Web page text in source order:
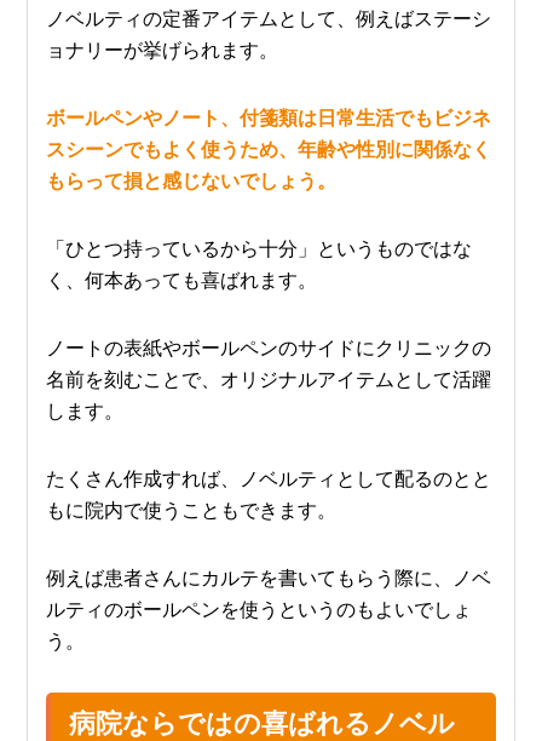
ノベルティの定番アイテムとして、例えばステーシ
ョナリーが挙げられます。
ボールペンやノート、付箋類は日常生活でもビジネ
スシーンでもよく使うため、年齢や性別に関係なく
もらって損と感じないでしょう。
「ひとつ持っているから十分」というものではな
く、何本あっても喜ばれます。
ノートの表紙やボールペンのサイドにクリニックの
名前を刻むことで、オリジナルアイテムとして活躍
します。
たくさん作成すれば、ノベルティとして配るのとと
もに院内で使うこともできます。
例えば患者さんにカルテを書いてもらう際に、ノベ
ルティのボールペンを使うというのもよいでしょ
う。
病院ならではの喜ばれるノベル